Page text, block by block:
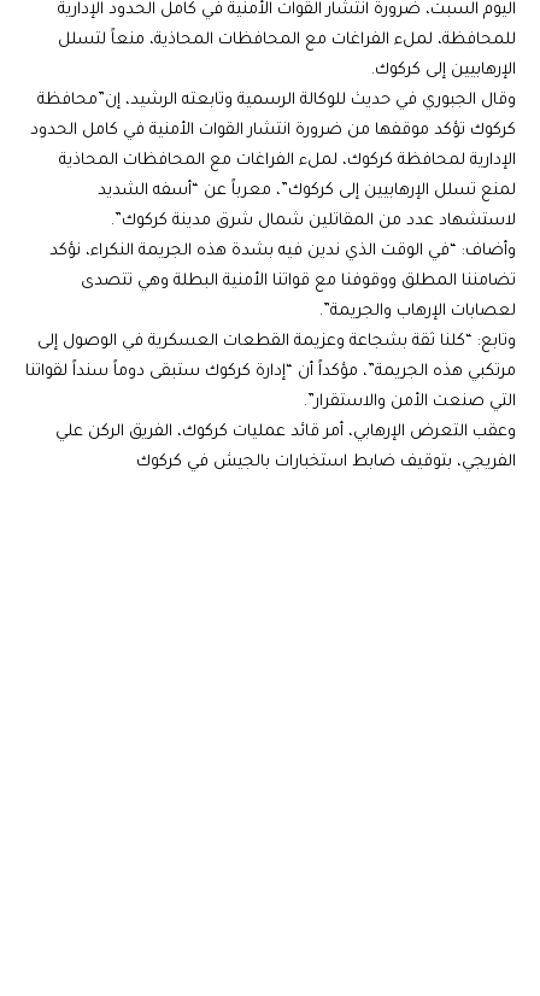
اليوم السبت، ضرورة انتشار القوات الأمنية في كامل الحدود الإدارية
للمحافظة، لملء الفراغات مع المحافظات المحاذية، منعاً لتسلل
الإرهابيين إلى كركوك.
وقال الجبوري في حديث للوكالة الرسمية وتابعته الرشيد، إن”محافظة
كركوك تؤكد موقفها من ضرورة انتشار القوات الأمنية في كامل الحدود
الإدارية لمحافظة كركوك، لملء الفراغات مع المحافظات المحاذية
لمنع تسلل الإرهابيين إلى كركوك”، معرباً عن “أسفه الشديد
لاستشهاد عدد من المقاتلين شمال شرق مدينة كركوك”.
وأضاف: “في الوقت الذي ندين فيه بشدة هذه الجريمة النكراء، نؤكد
تضامننا المطلق ووقوفنا مع قواتنا الأمنية البطلة وهي تتصدى
لعصابات الإرهاب والجريمة”.
وتابع: “كلنا ثقة بشجاعة وعزيمة القطعات العسكرية في الوصول إلى
مرتكبي هذه الجريمة”، مؤكداً أن “إدارة كركوك ستبقى دوماً سنداً لقواتنا
التي صنعت الأمن والاستقرار”.
وعقب التعرض الإرهابي، أمر قائد عمليات كركوك، الفريق الركن علي
الفريجي، بتوقيف ضابط استخبارات بالجيش في كركوك